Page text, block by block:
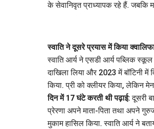
के सेवानिवृत प्राध्यापक रहे हैं. जबकि
स्वाति ने दूसरे प्रयास में किया
स्वाति आर्य ने एसडी आर्य पब्लिक
दाखिला लिया और 2023 में बॉटिनी
किया. प्री को क्लीयर किया, लेकिन
दिन में 17 घंटे करती थी पढ़ाई:दूसरी
प्रेरणा अपने माता-पिता तथा अपने
मुकाम हासिल किया. स्वाति आर्य ने